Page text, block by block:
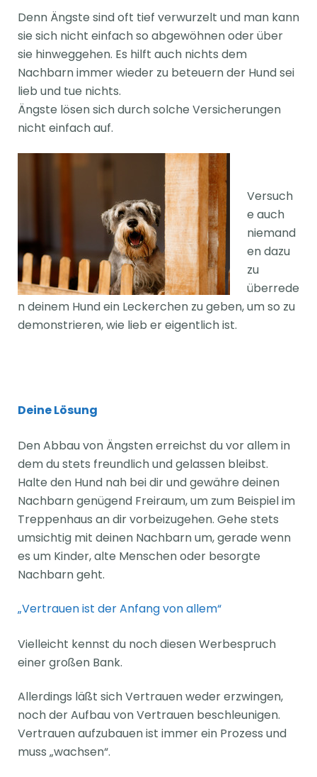
Denn Ängste sind oft tief verwurzelt und man kann
sie sich nicht einfach so abgewöhnen oder über
sie hinweggehen. Es hilft auch nichts dem
Nachbarn immer wieder zu beteuern der Hund sei
lieb und tue nichts.
Ängste lösen sich durch solche Versicherungen
nicht einfach auf.
Versuch
e auch
niemand
en dazu
zu
überrede
n deinem Hund ein Leckerchen zu geben, um so zu
demonstrieren, wie lieb er eigentlich ist.
Deine Lösung
Den Abbau von Ängsten erreichst du vor allem in
dem du stets freundlich und gelassen bleibst.
Halte den Hund nah bei dir und gewähre deinen
Nachbarn genügend Freiraum, um zum Beispiel im
Treppenhaus an dir vorbeizugehen. Gehe stets
umsichtig mit deinen Nachbarn um, gerade wenn
es um Kinder, alte Menschen oder besorgte
Nachbarn geht.
„Vertrauen ist der Anfang von allem“
Vielleicht kennst du noch diesen Werbespruch
einer großen Bank.
Allerdings läßt sich Vertrauen weder erzwingen,
noch der Aufbau von Vertrauen beschleunigen.
Vertrauen aufzubauen ist immer ein Prozess und
muss „wachsen“.